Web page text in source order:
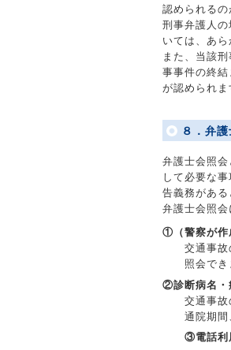
認められるの
刑事弁護人
いては、あ
また、当該
事事件の終
が認められま
８．弁
弁護士会照
して必要な
告義務がある
弁護士会照
①（警察が作
交通事
照会でき
②診断病名・
交通事
通院期間
③電話利